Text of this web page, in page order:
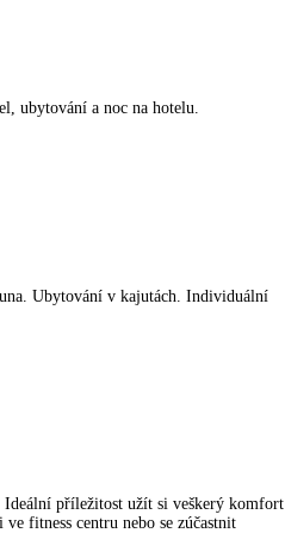
ubytování a noc na hotelu.
Ubytování v kajutách. Individuální
příležitost užít si veškerý komfort
fitness centru nebo se zúčastnit